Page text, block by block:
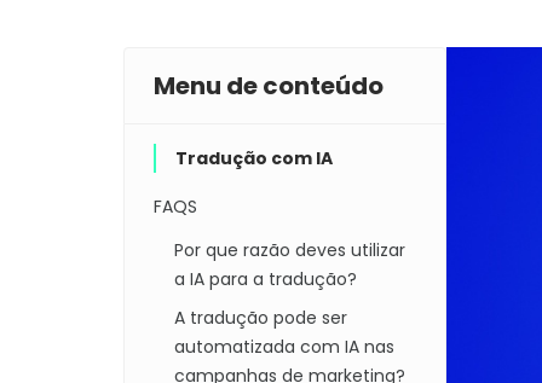
Menu de conteúdo
Tradução com IA
FAQS
Por que razão deves utilizar
a IA para a tradução?
A tradução pode ser
automatizada com IA nas
campanhas de marketing?